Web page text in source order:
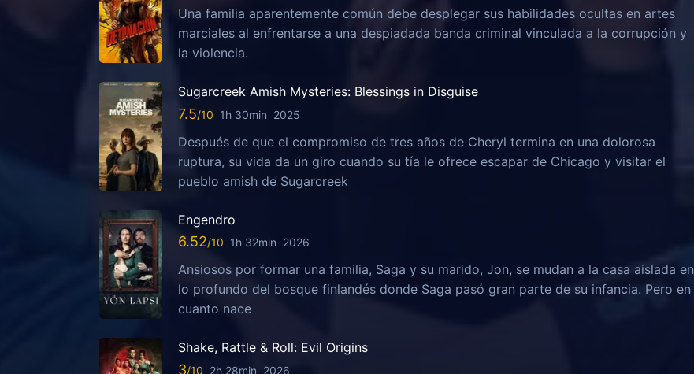
Una familia aparentemente común debe desplegar sus habilidades ocultas en artes
marciales al enfrentarse a una despiadada banda criminal vinculada a la corrupción y
la violencia.
Sugarcreek Amish Mysteries: Blessings in Disguise
7.5 1h 30min 2025
Después de que el compromiso de tres años de Cheryl termina en una dolorosa
ruptura, su vida da un giro cuando su tía le ofrece escapar de Chicago y visitar el
pueblo amish de Sugarcreek
Engendro
6.52 1h 32min 2026
Ansiosos por formar una familia, Saga y su marido, Jon, se mudan a la casa aislada en
lo profundo del bosque finlandés donde Saga pasó gran parte de su infancia. Pero en
cuanto nace
Shake, Rattle & Roll: Evil Origins
3 2h 28min 2026